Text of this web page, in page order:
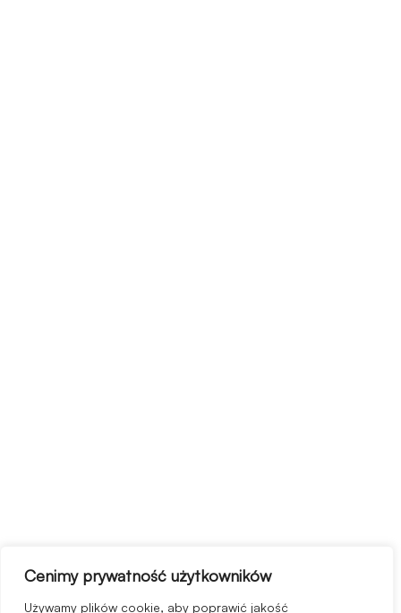
Cenimy prywatność użytkowników
Używamy plików cookie, aby poprawić jakość